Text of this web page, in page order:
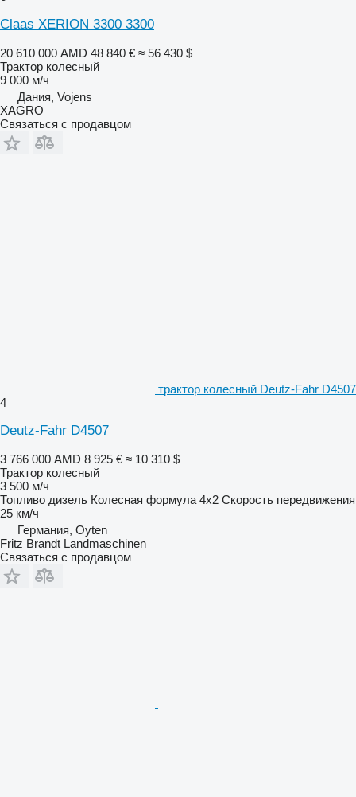
Claas XERION 3300 3300
20 610 000 AMD 48 840 € ≈ 56 430 $
Трактор колесный
9 000 м/ч
Дания, Vojens
XAGRO
Связаться с продавцом
трактор колесный Deutz-Fahr D4507
4
Deutz-Fahr D4507
3 766 000 AMD 8 925 € ≈ 10 310 $
Трактор колесный
3 500 м/ч
Топливо дизель Колесная формула 4x2 Скорость передвижения
25 км/ч
Германия, Oyten
Fritz Brandt Landmaschinen
Связаться с продавцом